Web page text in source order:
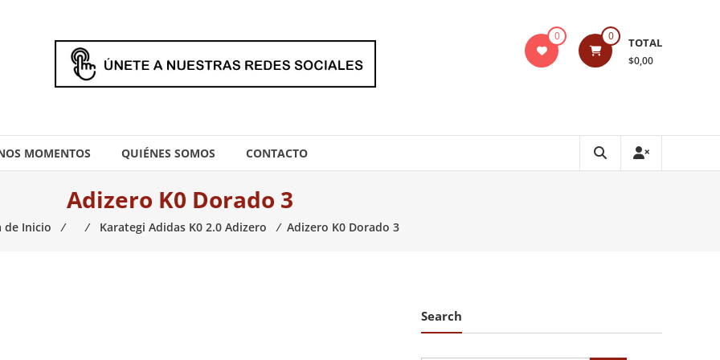
0 0 TOTAL
$0,00
MOMENTOS QUIÉNES SOMOS CONTACTO
Adizero K0 Dorado 3
de Inicio ⁄ ⁄ Karategi Adidas K0 2.0 Adizero ⁄ Adizero K0 Dorado 3
Search